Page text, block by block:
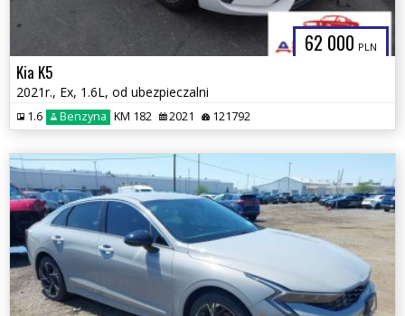
62 000 PLN
Kia K5
2021r., Ex, 1.6L, od ubezpieczalni
1.6 Benzyna KM 182 2021 121792